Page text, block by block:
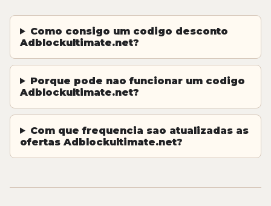
Como consigo um codigo desconto
Adblockultimate.net?
Porque pode nao funcionar um codigo
Adblockultimate.net?
Com que frequencia sao atualizadas as
ofertas Adblockultimate.net?